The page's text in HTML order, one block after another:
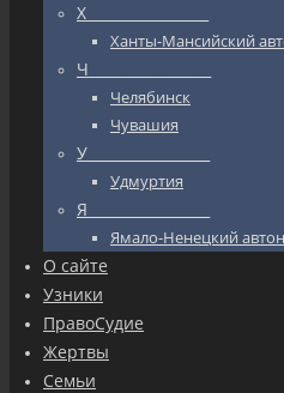
Х_________________
Ханты-Мансийский
Ч_________________
Челябинск
Чувашия
У_________________
Удмуртия
Я_________________
Ямало-Ненецкий
О сайте
Узники
ПравоСудие
Жертвы
Семьи